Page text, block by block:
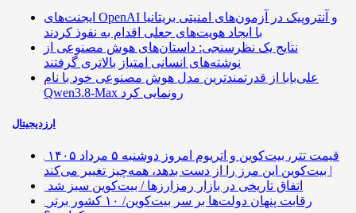
ایجنت‌های OpenAI و آنتروپیک در آزمون‌های امنیتی بریتانیا
با ایجاد هویت‌های جعلی اقدام به نفوذ کردند
نتایج یک نظرسنجی: داستان‌های هوش مصنوعی از
نوشته‌های انسانی امتیاز بالاتری گرفتند
علی‌بابا از قدرتمندترین مدل هوش مصنوعی خود با نام
Qwen3.8-Max رونمایی کرد
ارزدیجیتال
قیمت تتر، بیت‌کوین و اتریوم امروز دوشنبه ۵ مرداد ۱۴۰۵
| بیت‌کوین این مرز را از دست بدهد، همه‌چیز تغییر می‌کند
اتفاق تاریخی در بازار رمزارزها / بیت‌کوین سبز شد
رقابت پنهان دولت‌ها بر سر بیت‌کوین/ ۱۰ کشور برتر